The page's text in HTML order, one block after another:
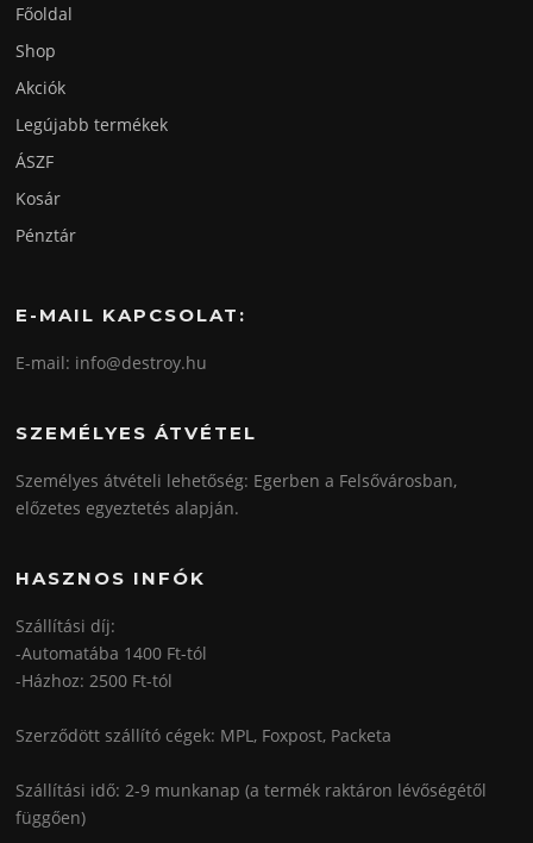
Főoldal
Shop
Akciók
Legújabb termékek
ÁSZF
Kosár
Pénztár
E-MAIL KAPCSOLAT:
E-mail: info@destroy.hu
SZEMÉLYES ÁTVÉTEL
Személyes átvételi lehetőség: Egerben a Felsővárosban,
előzetes egyeztetés alapján.
HASZNOS INFÓK
Szállítási díj:
-Automatába 1400 Ft-tól
-Házhoz: 2500 Ft-tól
Szerződött szállító cégek: MPL, Foxpost, Packeta
Szállítási idő: 2-9 munkanap (a termék raktáron lévőségétől
függően)